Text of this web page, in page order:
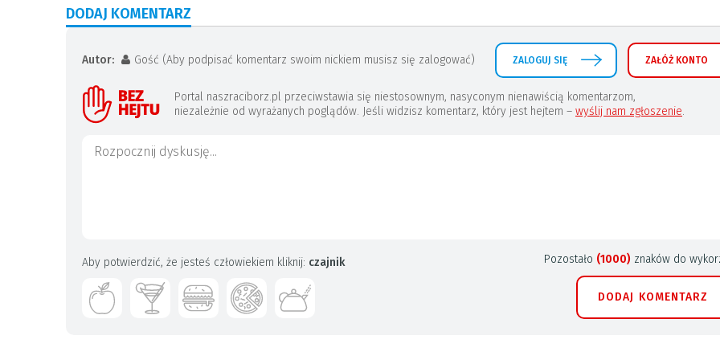
DODAJ KOMENTARZ
Autor: Gość (Aby podpisać komentarz swoim nickiem musisz się zalogować) ZALOGUJ SIĘ ZAŁÓŻ KONTO
Portal naszraciborz.pl przeciwstawia się niestosownym, nasyconym nienawiścią komentarzom,
niezależnie od wyrażanych poglądów. Jeśli widzisz komentarz, który jest hejtem – wyślij nam zgłoszenie.
Pozostało (1000) znaków do
DODAJ KOMENTARZ
Aby potwierdzić, że jesteś człowiekiem kliknij: czajnik